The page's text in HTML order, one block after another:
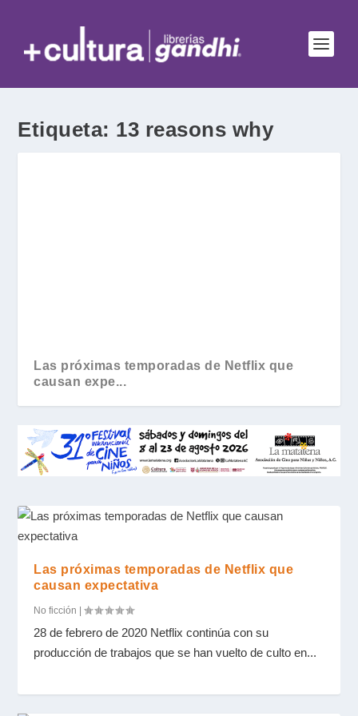
Etiqueta: 13 reasons why
Las próximas temporadas de Netflix que
causan expe...
The Witcher y la tendencia de series de TV
basadas...
Las próximas temporadas de Netflix que
causan expectativa
No ficción |
28 de febrero de 2020 Netflix continúa con su
producción de trabajos que se han vuelto de culto en...